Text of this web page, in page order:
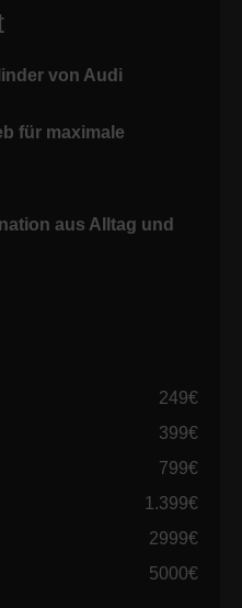
von Audi
für maximale
aus Alltag und
249€
399€
799€
1.399€
2999€
5000€